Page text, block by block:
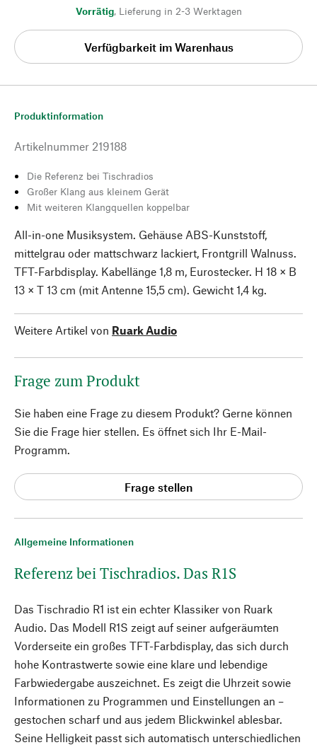
Vorrätig, Lieferung in 2-3 Werktagen
Verfügbarkeit im Warenhaus
Allgemeine Informationen
Referenz bei Tischradios. Das R1S
Das Tischradio R1 ist ein echter Klassiker von Ruark
Audio. Das Modell R1S zeigt auf seiner aufgeräumten
Vorderseite ein großes TFT-Farbdisplay, das sich durch
hohe Kontrastwerte sowie eine klare und lebendige
Farbwiedergabe auszeichnet. Es zeigt die Uhrzeit sowie
Informationen zu Programmen und Einstellungen an –
gestochen scharf und aus jedem Blickwinkel ablesbar.
Seine Helligkeit passt sich automatisch unterschiedlichen
Produktinformation
Artikelnummer 219188
Die Referenz bei Tischradios
Großer Klang aus kleinem Gerät
Mit weiteren Klangquellen koppelbar
All-in-one Musiksystem. Gehäuse ABS-Kunststoff,
mittelgrau oder mattschwarz lackiert, Frontgrill Walnuss.
TFT-Farbdisplay. Kabellänge 1,8 m, Eurostecker. H 18 × B
13 × T 13 cm (mit Antenne 15,5 cm). Gewicht 1,4 kg.
Weitere Artikel von Ruark Audio
Frage zum Produkt
Sie haben eine Frage zu diesem Produkt? Gerne können
Sie die Frage hier stellen. Es öffnet sich Ihr E-Mail-
Programm.
Frage stellen